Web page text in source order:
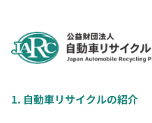
1. 自動車リサイクルの紹介